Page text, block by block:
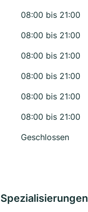
08:00 bis 21:00
08:00 bis 21:00
08:00 bis 21:00
08:00 bis 21:00
08:00 bis 21:00
08:00 bis 21:00
Geschlossen